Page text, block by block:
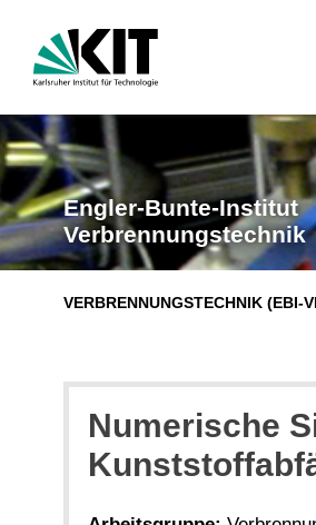
Engler-Bunte-Institut
Verbrennungstechnik
VERBRENNUNGSTECHNIK (EBI-
Numerische